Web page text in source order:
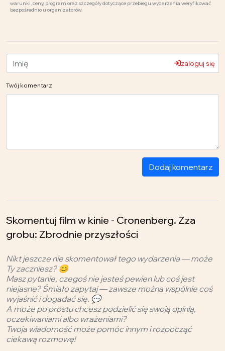
warunki, ceny, program oraz szczegóły dotyczące przebiegu wydarzenia weryfikować
bezpośrednio u organizatorów.
zaloguj się
Twój komentarz
Dodaj komentarz
Skomentuj film w kinie - Cronenberg. Zza
grobu: Zbrodnie przyszłości
Nikt jeszcze nie skomentował tego wydarzenia — może
Ty zaczniesz? 😊
Masz pytanie, czegoś nie jesteś pewien lub coś jest
niejasne? Śmiało zapytaj — zawsze można wspólnie coś
wyjaśnić i dogadać się. 💬
A może po prostu chcesz podzielić się swoją opinią,
oczekiwaniami albo wrażeniami?
Twoja wiadomość może pomóc innym i rozpocząć
ciekawą rozmowę!